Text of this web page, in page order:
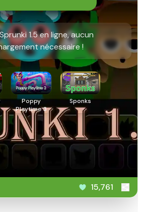
1.5 en ligne, aucun
nécessaire !
Poppy
Playtime 3
Sponks
15,761